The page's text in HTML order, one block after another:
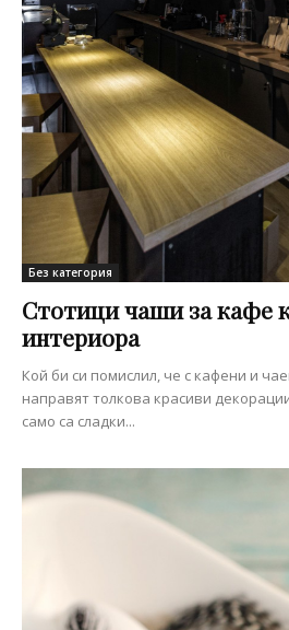
Без категория
Стотици чаши за кафе
интериора
Кой би си помислил, че с кафени и
направят толкова красиви
само са сладки...